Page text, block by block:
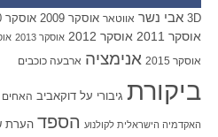
3D אבי נשר אווטאר אוסקר 2009 אוסקר 2010
אוסקר 2011 אוסקר 2012 אוסקר 2013
אוסקר 2015 אנימציה ארבעה כוכבים
ביקורת גיבורי על דוקאביב האחים
האקדמיה הישראלית לקולנוע הספד הערת